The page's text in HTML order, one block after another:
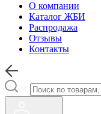
О компании
Каталог ЖБИ
Распродажа
Отзывы
Контакты